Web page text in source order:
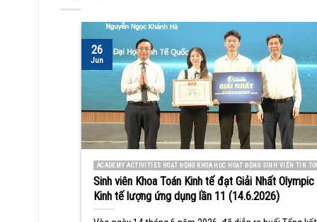
ACADEMY ACTIVITIES HOẠT ĐỘNG KHOA HỌC HOẠT ĐỘNG SINH VIÊN TIN
Sinh viên Khoa Toán Kinh tế đạt Giải Nhất Olympic
Kinh tế lượng ứng dụng lần 11 (14.6.2026)
26
Jun